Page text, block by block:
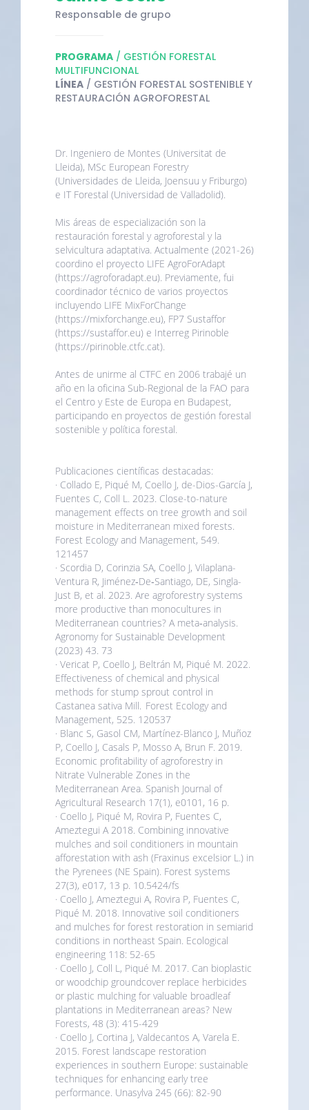
Responsable de grupo
PROGRAMA / GESTIÓN FORESTAL
MULTIFUNCIONAL
LÍNEA / GESTIÓN FORESTAL SOSTENIBLE Y
RESTAURACIÓN AGROFORESTAL
Dr. Ingeniero de Montes (Universitat de
Lleida), MSc European Forestry
(Universidades de Lleida, Joensuu y Friburgo)
e IT Forestal (Universidad de Valladolid).
Mis áreas de especialización son la
restauración forestal y agroforestal y la
selvicultura adaptativa. Actualmente (2021-26)
coordino el proyecto LIFE AgroForAdapt
(https://agroforadapt.eu). Previamente, fui
coordinador técnico de varios proyectos
incluyendo LIFE MixForChange
(https://mixforchange.eu), FP7 Sustaffor
(https://sustaffor.eu) e Interreg Pirinoble
(https://pirinoble.ctfc.cat).
Antes de unirme al CTFC en 2006 trabajé un
año en la oficina Sub-Regional de la FAO para
el Centro y Este de Europa en Budapest,
participando en proyectos de gestión forestal
sostenible y política forestal.
Publicaciones científicas destacadas:
· Collado E, Piqué M, Coello J, de-Dios-García J,
Fuentes C, Coll L. 2023. Close-to-nature
management effects on tree growth and soil
moisture in Mediterranean mixed forests.
Forest Ecology and Management, 549.
121457
· Scordia D, Corinzia SA, Coello J, Vilaplana-
Ventura R, Jiménez‑De‑Santiago, DE, Singla-
Just B, et al. 2023. Are agroforestry systems
more productive than monocultures in
Mediterranean countries? A meta‑analysis.
Agronomy for Sustainable Development
(2023) 43. 73
· Vericat P, Coello J, Beltrán M, Piqué M. 2022.
Effectiveness of chemical and physical
methods for stump sprout control in
Castanea sativa Mill. Forest Ecology and
Management, 525. 120537
· Blanc S, Gasol CM, Martínez-Blanco J, Muñoz
P, Coello J, Casals P, Mosso A, Brun F. 2019.
Economic profitability of agroforestry in
Nitrate Vulnerable Zones in the
Mediterranean Area. Spanish Journal of
Agricultural Research 17(1), e0101, 16 p.
· Coello J, Piqué M, Rovira P, Fuentes C,
Ameztegui A 2018. Combining innovative
mulches and soil conditioners in mountain
afforestation with ash (Fraxinus excelsior L.) in
the Pyrenees (NE Spain). Forest systems
27(3), e017, 13 p. 10.5424/fs
· Coello J, Ameztegui A, Rovira P, Fuentes C,
Piqué M. 2018. Innovative soil conditioners
and mulches for forest restoration in semiarid
conditions in northeast Spain. Ecological
engineering 118: 52-65
· Coello J, Coll L, Piqué M. 2017. Can bioplastic
or woodchip groundcover replace herbicides
or plastic mulching for valuable broadleaf
plantations in Mediterranean areas? New
Forests, 48 (3): 415-429
· Coello J, Cortina J, Valdecantos A, Varela E.
2015. Forest landscape restoration
experiences in southern Europe: sustainable
techniques for enhancing early tree
performance. Unasylva 245 (66): 82-90